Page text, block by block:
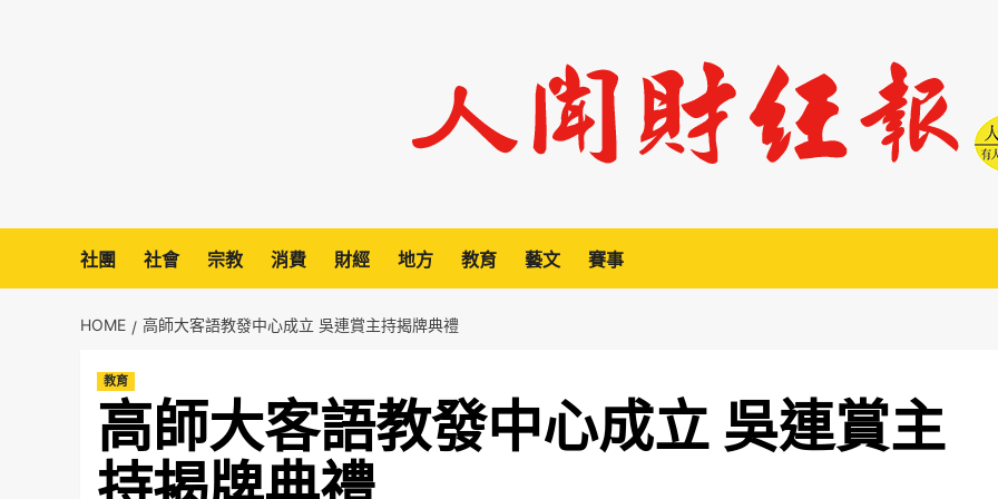
社團 社會 宗教 消費 財經 地方 教育 藝文 賽事
HOME 高師大客語教發中心成立 吳連賞主持揭牌典禮
教育
高師大客語教發中心成立 吳連賞主